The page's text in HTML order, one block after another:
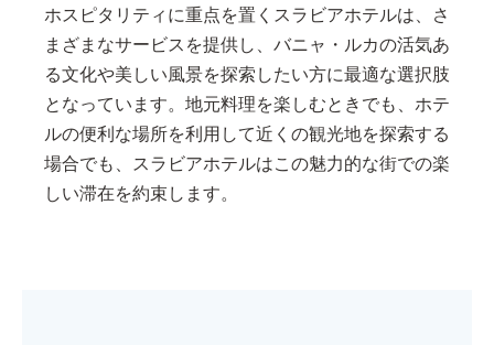
ホスピタリティに重点を置くスラビアホテルは、さ
まざまなサービスを提供し、バニャ・ルカの活気あ
る文化や美しい風景を探索したい方に最適な選択肢
となっています。地元料理を楽しむときでも、ホテ
ルの便利な場所を利用して近くの観光地を探索する
場合でも、スラビアホテルはこの魅力的な街での楽
しい滞在を約束します。